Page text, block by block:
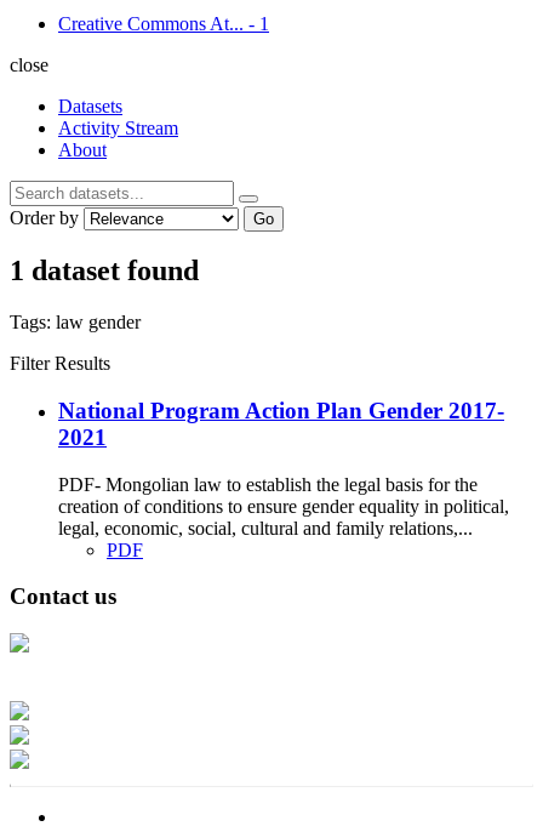
Creative Commons At... - 1
close
Datasets
Activity Stream
About
Order by Go
1 dataset found
Tags: law gender
Filter Results
National Program Action Plan Gender 2017-
2021
PDF- Mongolian law to establish the legal basis for the
creation of conditions to ensure gender equality in political,
legal, economic, social, cultural and family relations,...
PDF
Contact us